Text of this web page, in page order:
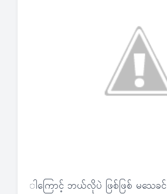
ါကြောင့် ဘယ်လိုပဲ ဖြစ်ဖြစ် မသေ